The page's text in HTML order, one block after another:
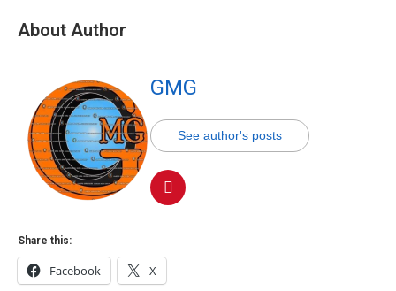
About Author
GMG
See author's posts
Share this:
Facebook X